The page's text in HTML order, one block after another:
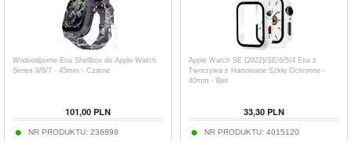
Wodoodporne Etui Shellbox do Apple Watch
Series 9/8/7 - 45mm - Czarne
101,00 PLN
NR PRODUKTU: 236898
Apple Watch SE (2022)/SE/6/5/4 Etui z
Tworzywa z Hartowane Szkło Ochronne -
40mm - Biel
33,30 PLN
NR PRODUKTU: 4015120